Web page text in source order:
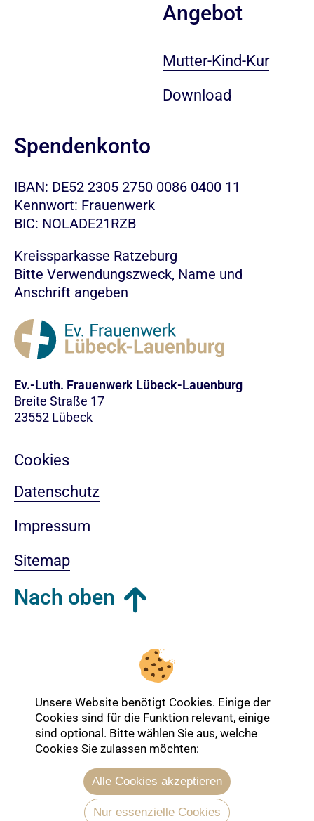
Angebot
Mutter-Kind-Kur
Download
Spendenkonto
IBAN: DE52 2305 2750 0086 0400 11
Kennwort: Frauenwerk
BIC: NOLADE21RZB
Kreissparkasse Ratzeburg
Bitte Verwendungszweck, Name und
Anschrift angeben
Ev.-Luth. Frauenwerk Lübeck-Lauenburg
Breite Straße 17
23552 Lübeck
Cookies
Datenschutz
Impressum
Sitemap
Nach oben
Unsere Website benötigt Cookies. Einige der
Cookies sind für die Funktion relevant, einige
sind optional. Bitte wählen Sie aus, welche
Cookies Sie zulassen möchten:
Alle Cookies akzeptieren
Nur essenzielle Cookies